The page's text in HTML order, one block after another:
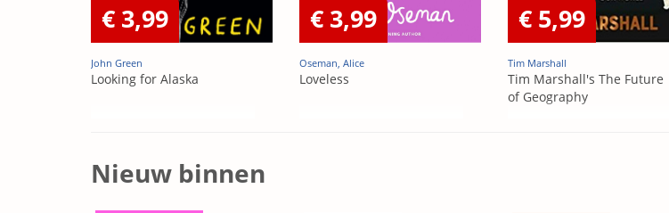
€ 3,99
John Green
Looking for Alaska
€ 3,99
Oseman, Alice
Loveless
€ 5,99
Tim Marshall
Tim Marshall's The Future
of Geography
Nieuw binnen